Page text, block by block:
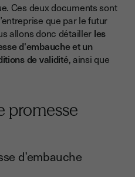
d’embauche et un contrat
liées à une promesse
de la promesse
du contrat de travail ?
ou un contrat de travail
Ces deux documents sont
que par le futur
allons donc détailler les
d'embauche et un
de validité, ainsi que
promesse
d’embauche